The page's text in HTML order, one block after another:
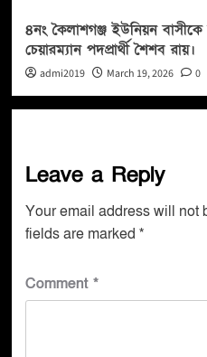
৪নং কৈলাশগঞ্জ ইউনিয়ন
চেয়ারম্যান পদপ্রার্থী শৈশব রায়।
admi2019 March 19, 2026 0
Leave a Reply
Your email address will not
fields are marked *
Comment *